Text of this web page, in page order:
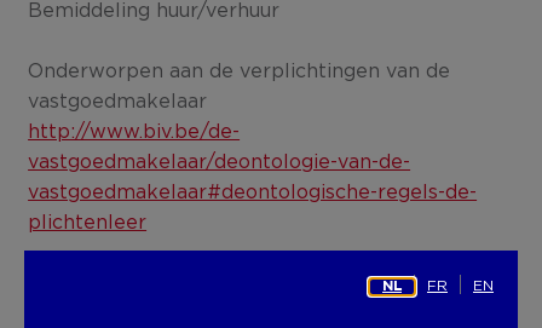
Bemiddeling huur/verhuur
Onderworpen aan de verplichtingen van de
vastgoedmakelaar
http://www.biv.be/de-
vastgoedmakelaar/deontologie-van-de-
vastgoedmakelaar#deontologische-regels-de-
plichtenleer
NL FR EN